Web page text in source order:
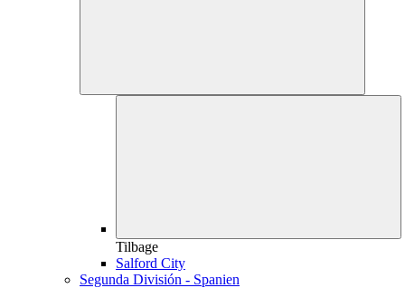
Tilbage
Salford City
Segunda División - Spanien